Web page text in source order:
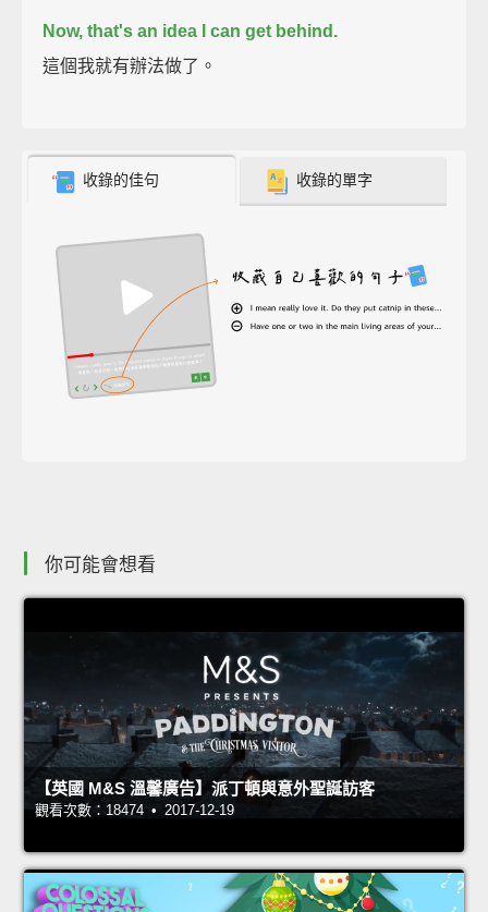
Now, that's an idea I can get behind.
這個我就有辦法做了。
收錄的佳句 收錄的單字
你可能會想看
【英國 M&S 溫馨廣告】派丁頓與意外聖誕訪客
觀看次數：18474 • 2017-12-19